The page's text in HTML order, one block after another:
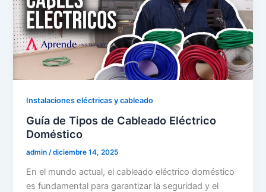
Instalaciones eléctricas y cableado
Guía de Tipos de Cableado Eléctrico
Doméstico
admin/diciembre 14, 2025
En el mundo actual, el cableado eléctrico doméstico
es fundamental para garantizar la seguridad y el